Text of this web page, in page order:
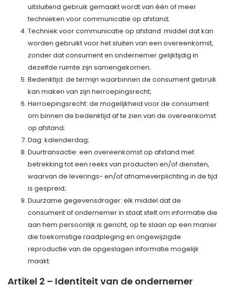
uitsluitend gebruik gemaakt wordt van één of meer
technieken voor communicatie op afstand;
Techniek voor communicatie op afstand: middel dat kan
worden gebruikt voor het sluiten van een overeenkomst,
zonder dat consument en ondernemer gelijktijdig in
dezelfde ruimte zijn samengekomen;
Bedenktijd: de termijn waarbinnen de consument gebruik
kan maken van zijn herroepingsrecht;
Herroepingsrecht: de mogelijkheid voor de consument
om binnen de bedenktijd af te zien van de overeenkomst
op afstand;
Dag: kalenderdag;
Duurtransactie: een overeenkomst op afstand met
betrekking tot een reeks van producten en/of diensten,
waarvan de leverings- en/of afnameverplichting in de tijd
is gespreid;
Duurzame gegevensdrager: elk middel dat de
consument of ondernemer in staat stelt om informatie die
aan hem persoonlijk is gericht, op te slaan op een manier
die toekomstige raadpleging en ongewijzigde
reproductie van de opgeslagen informatie mogelijk
maakt.
Artikel 2 – Identiteit van de ondernemer